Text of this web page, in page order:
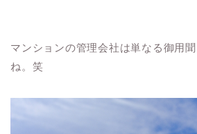
マンションの管理会社は単なる御用
ね。笑